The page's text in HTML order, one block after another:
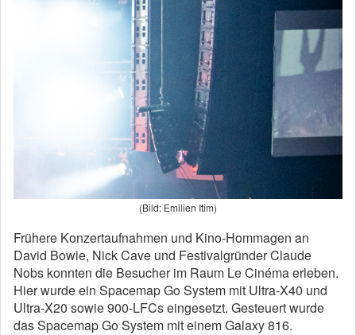
(Bild: Emilien Itim)
Frühere Konzertaufnahmen und Kino-Hommagen an
David Bowie, Nick Cave und Festivalgründer Claude
Nobs konnten die Besucher im Raum Le Cinéma erleben.
Hier wurde ein Spacemap Go System mit Ultra-X40 und
Ultra-X20 sowie 900-LFCs eingesetzt. Gesteuert wurde
das Spacemap Go System mit einem Galaxy 816.